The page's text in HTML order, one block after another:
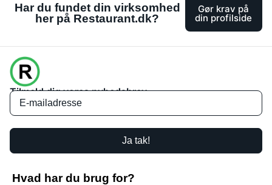
Har du fundet din virksomhed
her på Restaurant.dk?
Gør krav på
din profilside
Tilmeld dig vores nyhedsbrev
Ja tak!
Hvad har du brug for?